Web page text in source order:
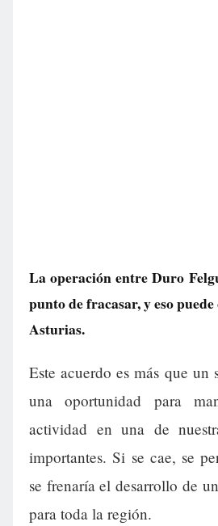
La operación entre Duro
punto de fracasar, y eso
Asturias.
Este acuerdo es más que un
una oportunidad para
actividad en una de
importantes. Si se cae, se
se frenaría el desarrollo de
para toda la región.